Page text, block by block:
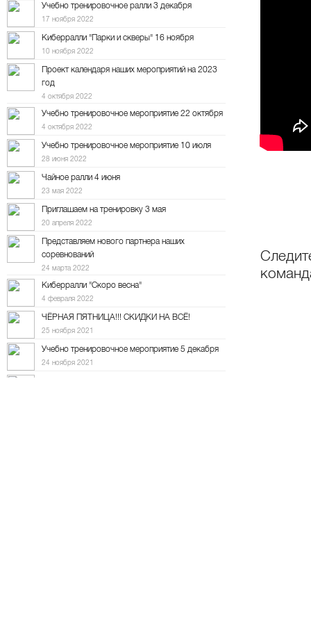
Учебно тренировочное ралли 3 декабря
17 ноября 2022
Киберралли "Парки и скверы" 16 ноября
10 ноября 2022
Проект календаря наших мероприятий на 2023
год
4 октября 2022
Учебно тренировочное мероприятие 22 октября
4 октября 2022
Учебно тренировочное мероприятие 10 июля
28 июня 2022
Чайное ралли 4 июня
23 мая 2022
Приглашаем на тренировку 3 мая
20 апреля 2022
Представляем нового партнера наших
соревнований
24 марта 2022
Киберралли "Скоро весна"
4 февраля 2022
ЧЁРНАЯ ПЯТНИЦА!!! СКИДКИ НА ВСЁ!
25 ноября 2021
Учебно тренировочное мероприятие 5 декабря
24 ноября 2021